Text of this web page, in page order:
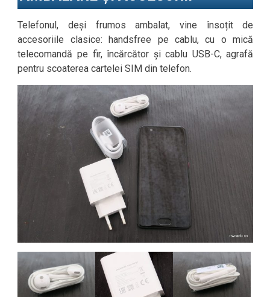
Telefonul, deși frumos ambalat, vine însoțit de
accesoriile clasice: handsfree pe cablu, cu o mică
telecomandă pe fir, încărcător și cablu USB-C, agrafă
pentru scoaterea cartelei SIM din telefon.